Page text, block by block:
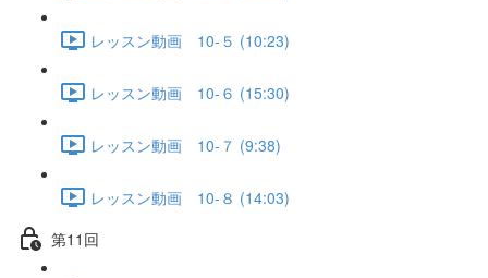
レッスン動画 10-５ (10:23)
レッスン動画 10-６ (15:30)
レッスン動画 10-７ (9:38)
レッスン動画 10-８ (14:03)
第11回